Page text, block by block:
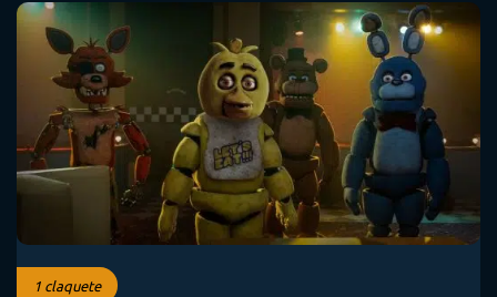
1 claquete